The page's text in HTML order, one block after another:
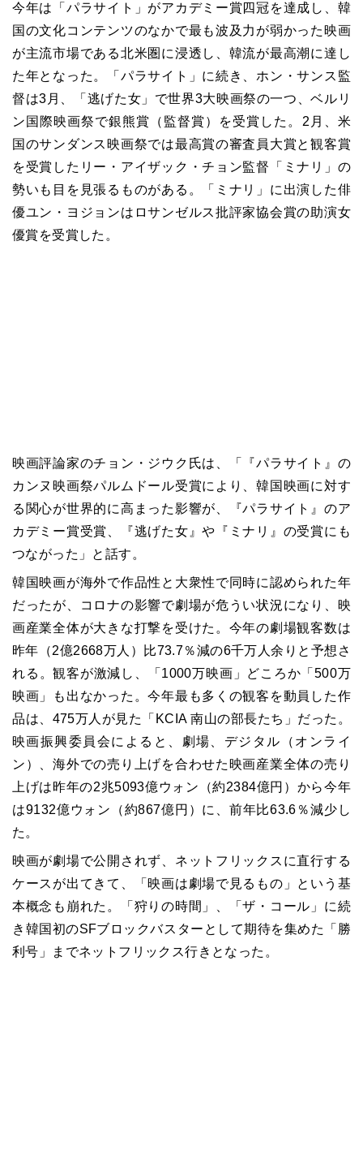
今年は「パラサイト」がアカデミー賞四冠を達成し、韓
国の文化コンテンツのなかで最も波及力が弱かった映画
が主流市場である北米圏に浸透し、韓流が最高潮に達し
た年となった。「パラサイト」に続き、ホン・サンス監
督は3月、「逃げた女」で世界3大映画祭の一つ、ベルリ
ン国際映画祭で銀熊賞（監督賞）を受賞した。2月、米
国のサンダンス映画祭では最高賞の審査員大賞と観客賞
を受賞したリー・アイザック・チョン監督「ミナリ」の
勢いも目を見張るものがある。「ミナリ」に出演した俳
優ユン・ヨジョンはロサンゼルス批評家協会賞の助演女
優賞を受賞した。
映画評論家のチョン・ジウク氏は、「『パラサイト』の
カンヌ映画祭パルムドール受賞により、韓国映画に対す
る関心が世界的に高まった影響が、『パラサイト』のア
カデミー賞受賞、『逃げた女』や『ミナリ』の受賞にも
つながった」と話す。
韓国映画が海外で作品性と大衆性で同時に認められた年
だったが、コロナの影響で劇場が危うい状況になり、映
画産業全体が大きな打撃を受けた。今年の劇場観客数は
昨年（2億2668万人）比73.7％減の6千万人余りと予想さ
れる。観客が激減し、「1000万映画」どころか「500万
映画」も出なかった。今年最も多くの観客を動員した作
品は、475万人が見た「 KCIA 南山の部長たち」だった。
映画振興委員会によると、劇場、デジタル（オンライ
ン）、海外での売り上げを合わせた映画産業全体の売り
上げは昨年の2兆5093億ウォン（約2384億円）から今年
は9132億ウォン（約867億円）に、前年比63.6％減少し
た。
映画が劇場で公開されず、ネットフリックスに直行する
ケースが出てきて、「映画は劇場で見るもの」という基
本概念も崩れた。「狩りの時間」、「ザ・コール」に続
き韓国初のSFブロックバスターとして期待を集めた「勝
利号」までネットフリックス行きとなった。